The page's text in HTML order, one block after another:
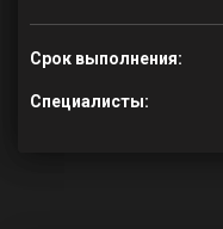
Срок выполнения:
Специалисты: